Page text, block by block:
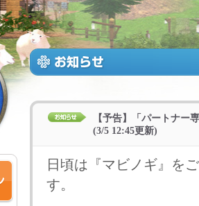
【予告】「パートナー
(3/5 12:45更新)
日頃は『マビノギ』を
す。